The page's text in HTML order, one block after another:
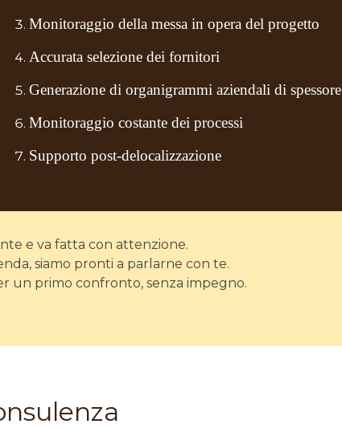
Monitoraggio della messa in opera del progetto
Accurata selezione dei fornitori
Generazione di organigrammi aziendali di spessore
Monitoraggio costante dei processi
Supporto post-delocalizzazione
e va fatta con attenzione.
siamo pronti a parlarne con te.
un primo confronto, senza impegno.